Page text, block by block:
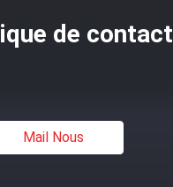
de contact
Mail Nous